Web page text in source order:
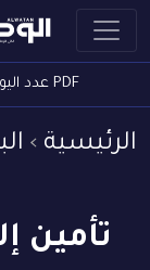
PDF عدد اليوم
الرئيسية
تأمين